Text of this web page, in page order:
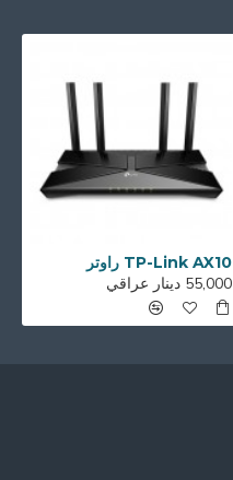
TP-Link AX10 راوتر
55,000 دينار عراقي